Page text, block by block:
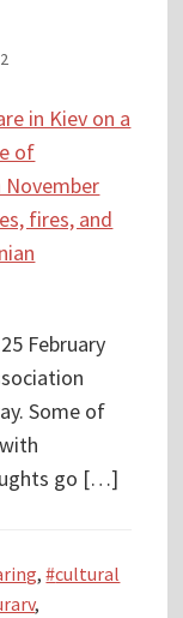
February
Some of
go […]
, cultural
,